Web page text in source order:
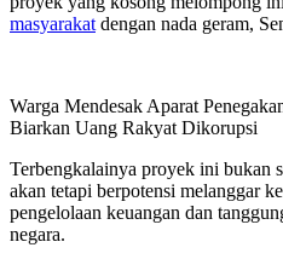
masyarakat dengan nada geram,
Warga Mendesak Aparat
Biarkan Uang Rakyat Dikorupsi
Terbengkalainya proyek ini bukan
akan tetapi berpotensi melanggar
pengelolaan keuangan dan
negara.